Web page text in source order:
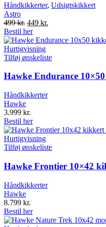
Håndkikkerter, Udsigtskikkert
Astro
499kr. Original
price
was:
499 kr..
449 kr.
is:
Bestil her
Hurtigvisning
Tilføj ønskeliste
Hawke Endurance
Håndkikkerter
Hawke
3.999 kr.
Bestil her
Hurtigvisning
Tilføj ønskeliste
Hawke Frontier 10×42
Håndkikkerter
Hawke
8.799 kr.
Bestil her